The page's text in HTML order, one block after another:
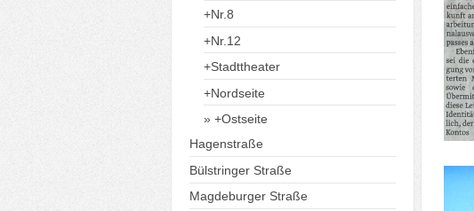
+Nr.8
+Nr.12
+Stadttheater
+Nordseite
+Ostseite
Hagenstraße
Bülstringer Straße
Magdeburger Straße